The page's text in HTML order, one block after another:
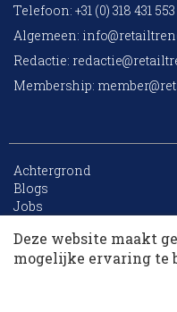
Telefoon: +31 (0) 318 431 553
Algemeen:
Redactie:
Membership:
Achtergrond
Blogs
Jobs
Archief
Deze website maakt
mogelijke ervaring te
10 collega’s
Korting op events